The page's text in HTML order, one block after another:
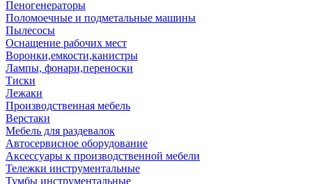
Пеногенераторы
Поломоечные и подметальные машины
Пылесосы
Оснащение рабочих мест
Воронки,емкости,канистры
Лампы, фонари,переноски
Тиски
Лежаки
Производственная мебель
Верстаки
Мебель для раздевалок
Автосервисное оборудование
Аксессуары к производственной мебели
Тележки инструментальные
Тумбы инструментальные